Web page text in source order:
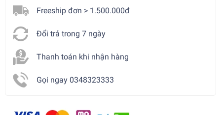
Freeship đơn > 1.500.000đ
Đổi trả trong 7 ngày
Thanh toán khi nhận hàng
Gọi ngay 0348323333